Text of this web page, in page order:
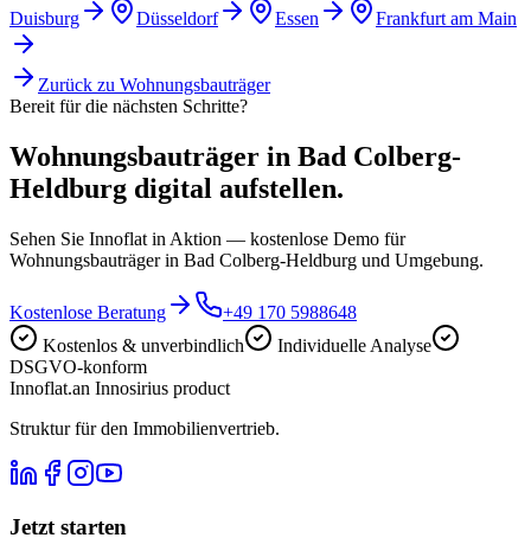
Duisburg
Düsseldorf Essen Frankfurt am Main
Zurück zu Wohnungsbauträger
Bereit für die nächsten Schritte?
Wohnungsbauträger in Bad Colberg-
Heldburg digital aufstellen.
Sehen Sie Innoflat in Aktion — kostenlose Demo für
Wohnungsbauträger in Bad Colberg-Heldburg und Umgebung.
Kostenlose Beratung
+49 170 5988648
Kostenlos & unverbindlich
Individuelle Analyse
DSGVO-konform
Innoflat.an Innosirius product
Struktur für den Immobilienvertrieb.
Jetzt starten